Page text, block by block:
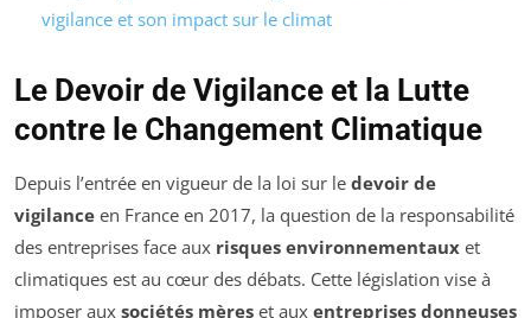
vigilance et son impact sur le climat
Le Devoir de Vigilance et la Lutte
contre le Changement Climatique
Depuis l’entrée en vigueur de la loi sur le devoir de
vigilance en France en 2017, la question de la responsabilité
des entreprises face aux risques environnementaux et
climatiques est au cœur des débats. Cette législation vise à
imposer aux sociétés mères et aux entreprises donneuses